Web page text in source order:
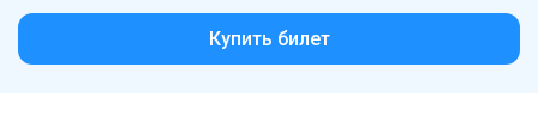
Купить билет